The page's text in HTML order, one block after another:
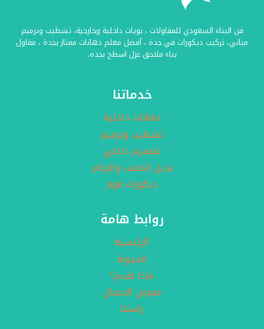
بديل
الحجر
داخلي
جدة
فن البناء السعودي للمقاولات ، بويات داخلية وخارجية، تشطيب وترميم
مباني، تركيب ديكورات في جدة ، أفضل معلم دهانات ممتاز بجدة ، مقاول
بناء ملاحق عزل اسطح بجده.
خدماتنا
دهانات داخلية
تشطيب وترميم
تصميم داخلي
بديل الخشب والرخام
ديكورات فوم
روابط هامة
الرئيسية
المدونة
ماذا نقدم؟
معرض الاعمال
راسلنا